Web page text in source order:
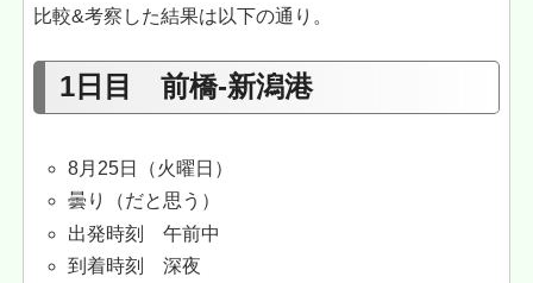
比較&考察した結果は以下の通り。
1日目 前橋-新潟港
8月25日（火曜日）
曇り（だと思う）
出発時刻 午前中
到着時刻 深夜